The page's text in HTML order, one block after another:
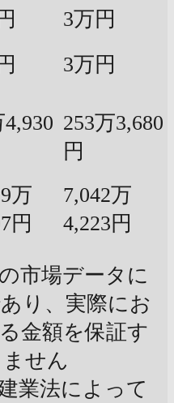
3万円
3万円
253万3,680
円
万
円
7,042万
4,223円
市場データに
り、実際にお
金額を保証す
せん
業法によって